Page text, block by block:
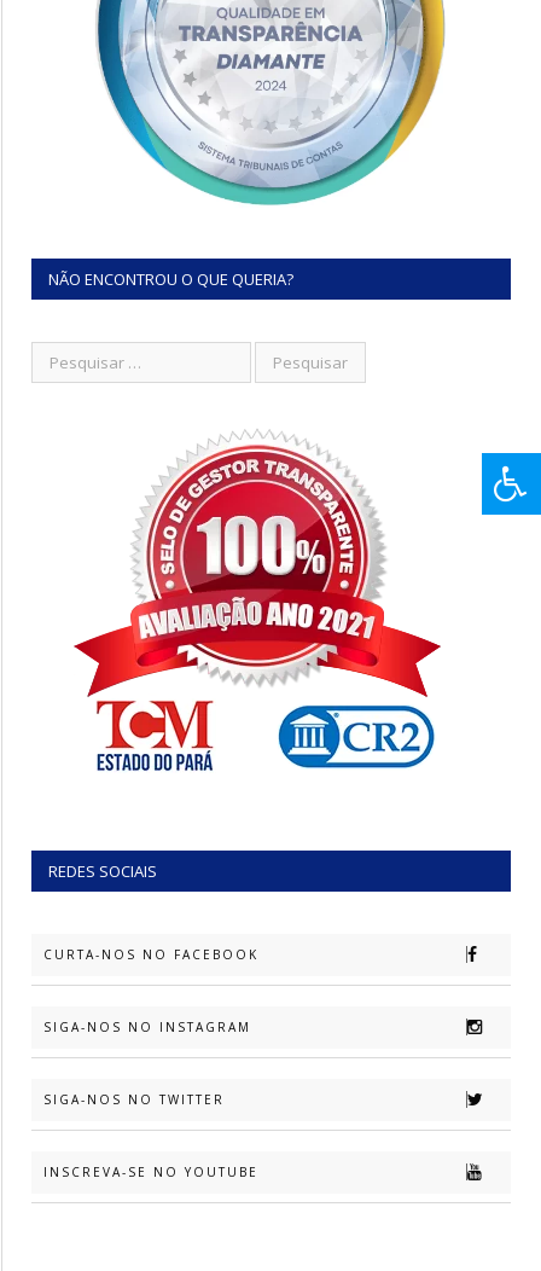
NÃO ENCONTROU O QUE QUERIA?
REDES SOCIAIS
CURTA-NOS NO FACEBOOK
SIGA-NOS NO INSTAGRAM
SIGA-NOS NO TWITTER
INSCREVA-SE NO YOUTUBE